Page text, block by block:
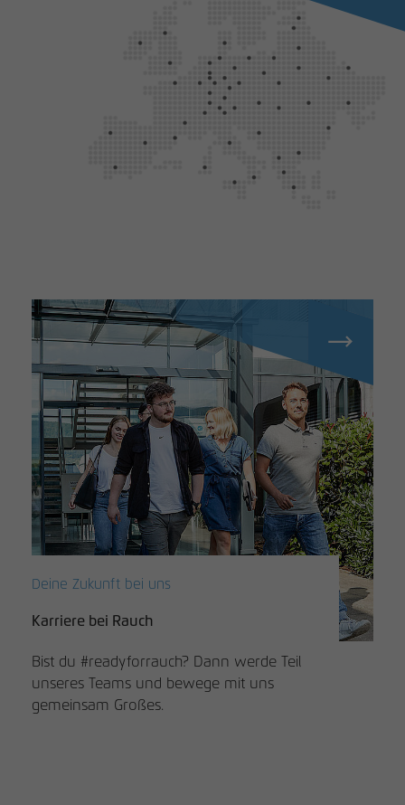
Deine Zukunft bei uns
Karriere bei Rauch
Bist du #readyforrauch? Dann werde Teil
unseres Teams und bewege mit uns
gemeinsam Großes.